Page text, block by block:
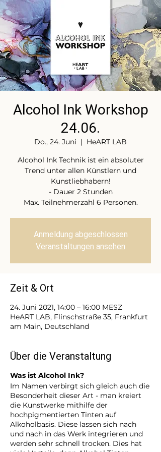
Alcohol Ink Workshop
24.06.
Do., 24. Juni
  |
HeART LAB
Alcohol Ink Technik ist ein absoluter
Trend unter allen Künstlern und
Kunstliebhabern!
- Dauer 2 Stunden
Max. Teilnehmerzahl 6 Personen.
Anmeldung abgeschlossen
Veranstaltungen ansehen
Zeit & Ort
24. Juni 2021, 14:00 – 16:00 MESZ
HeART LAB, Flinschstraße 35, Frankfurt
am Main, Deutschland
Über die Veranstaltung
Was ist Alcohol Ink?
Im Namen verbirgt sich gleich auch die
Besonderheit dieser Art - man kreiert
die Kunstwerke mithilfe der
hochpigmentierten Tinten auf
Alkoholbasis. Diese lassen sich nach
und nach in das Werk integrieren und
werden sehr schnell trocken. Dies hat